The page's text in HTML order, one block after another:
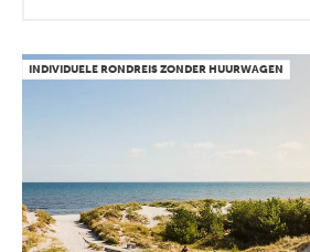
INDIVIDUELE RONDREIS ZONDER HUURWAGEN